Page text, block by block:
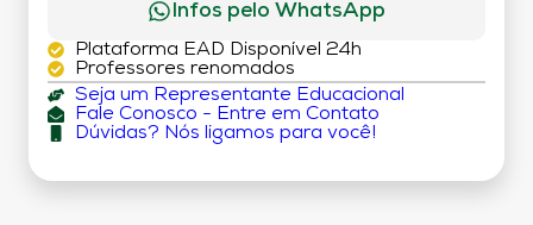
Infos pelo WhatsApp
Plataforma EAD Disponível 24h
Professores renomados
Seja um Representante Educacional
Fale Conosco - Entre em Contato
Dúvidas? Nós ligamos para você!